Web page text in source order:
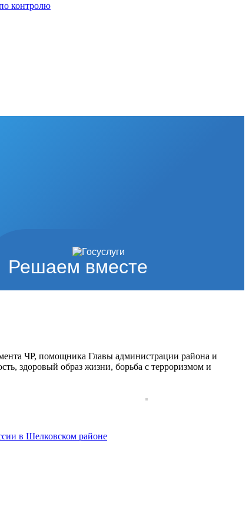
контролю
Решаем вместе
ЧР, помощника Главы администрации района и
здоровый образ жизни, борьба с терроризмом и
в Шелковском районе